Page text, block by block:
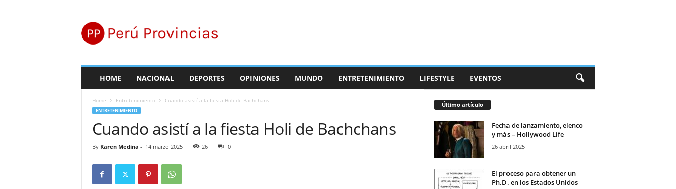
r
ú
HOME NACIONAL DEPORTES OPINIONES MUNDO ENTRETENIMIENTO LIFESTYLE EVENTOS
Home Entretenimiento Cuando asistí a la fiesta Holi de Bachchans
ENTRETENIMIENTO
Cuando asistí a la fiesta Holi de Bachchans
By Karen Medina - 14 marzo 2025 26 0
Último artículo
Fecha de lanzamiento, elenco
y más – Hollywood Life
26 abril 2025
El proceso para obtener un
Ph.D. en los Estados Unidos